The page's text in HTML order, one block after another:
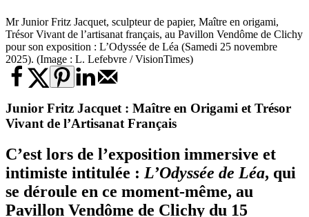
Mr Junior Fritz Jacquet, sculpteur de papier, Maître en origami,
Trésor Vivant de l’artisanat français, au Pavillon Vendôme de Clichy
pour son exposition : L’Odyssée de Léa (Samedi 25 novembre
2025). (Image : L. Lefebvre / VisionTimes)
Junior Fritz Jacquet : Maître en Origami et Trésor
Vivant de l’Artisanat Français
C’est lors de l’exposition immersive et
intimiste intitulée : L’Odyssée de Léa, qui
se déroule en ce moment-même, au
Pavillon Vendôme de Clichy du 15